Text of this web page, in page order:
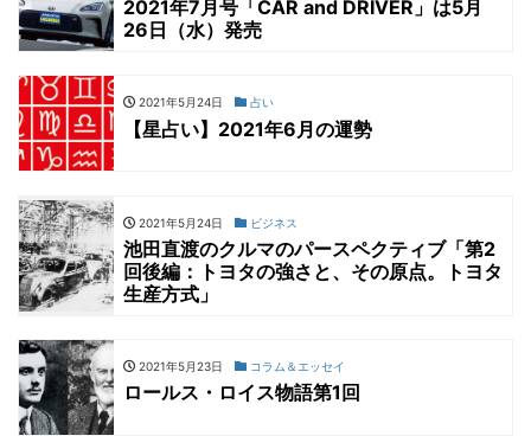
2021年7月号「CAR and DRIVER」は5月
26日（水）発売
2021年5月24日 占い
【星占い】2021年6月の運勢
2021年5月24日 ビジネス
池田直渡のクルマのパースペクティブ「第2
回後編：トヨタの強さと、その原点。トヨタ
生産方式」
2021年5月23日 コラム＆エッセイ
ロールス・ロイス物語第1回